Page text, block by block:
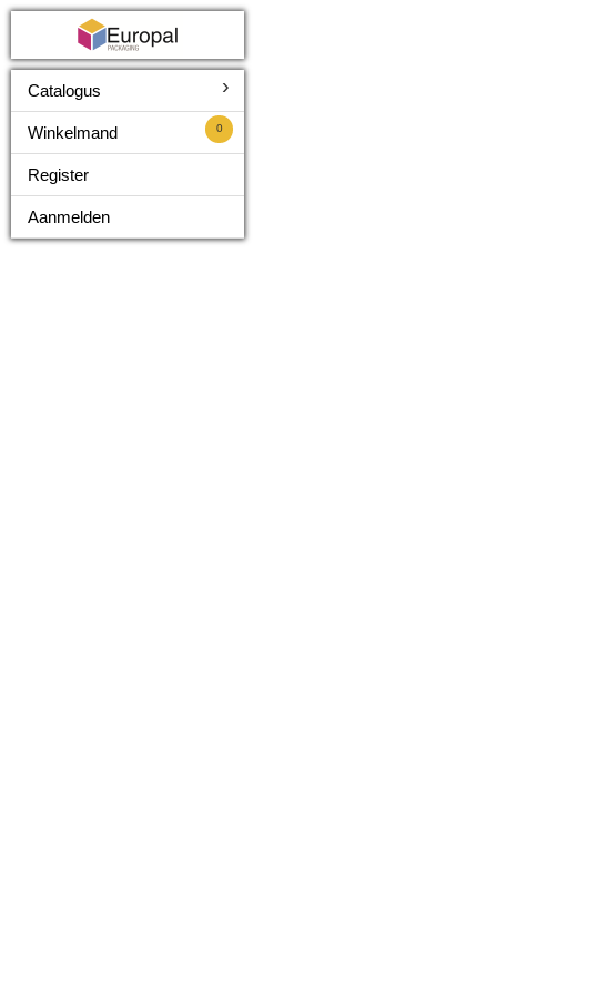
Catalogus ›
Winkelmand 0
Register
Aanmelden